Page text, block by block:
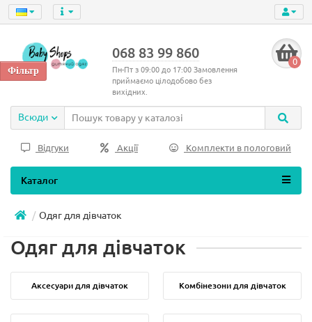
068 83 99 860
Пн-Пт з 09:00 до 17:00 Замовлення
приймаємо цілодобово без
вихідних.
0
Всюди
Відгуки Акції Комплекти в пологовий
Каталог
Одяг для дівчаток
Одяг для дівчаток
Аксесуари для дівчаток Комбінезони для дівчаток